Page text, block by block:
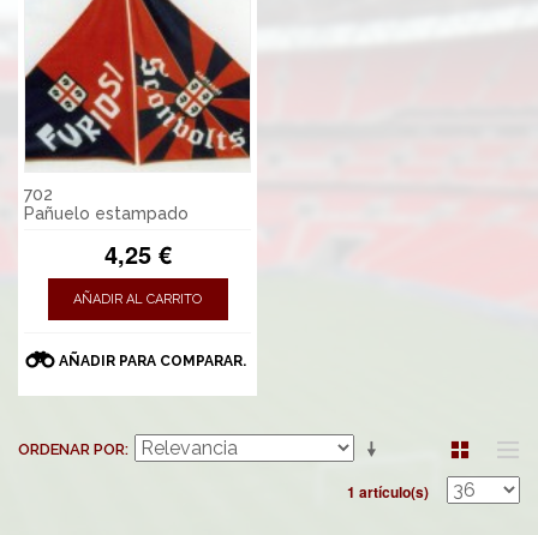
702
Pañuelo estampado
4,25 €
AÑADIR AL CARRITO
AÑADIR PARA COMPARAR.
ORDENAR POR
1 artículo(s)